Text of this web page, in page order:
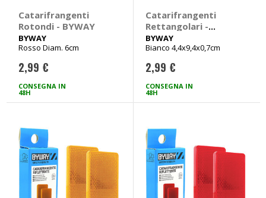
Catarifrangenti
Rotondi - BYWAY
BYWAY
Rosso Diam. 6cm
2,99 €
CONSEGNA IN
48H
Catarifrangenti
Rettangolari -
BYWAY
BYWAY
Bianco 4,4x9,4x0,7cm
2,99 €
CONSEGNA IN
48H